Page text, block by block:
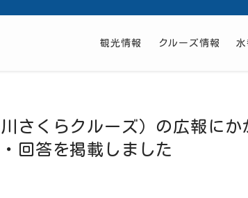
観光情報 クルーズ情報
さくらクルーズ）の広報にか
回答を掲載しました